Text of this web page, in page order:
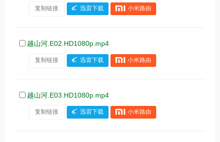
复制链接 迅雷下载 小米路由
越山河.E02.HD1080p.mp4
复制链接 迅雷下载 小米路由
越山河.E03.HD1080p.mp4
复制链接 迅雷下载 小米路由